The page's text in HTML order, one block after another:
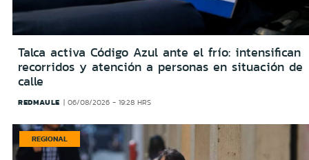
Talca activa Código Azul ante el frío: intensifican
recorridos y atención a personas en situación de
calle
REDMAULE 06/08/2026 - 19:28 HRS
REGIONAL